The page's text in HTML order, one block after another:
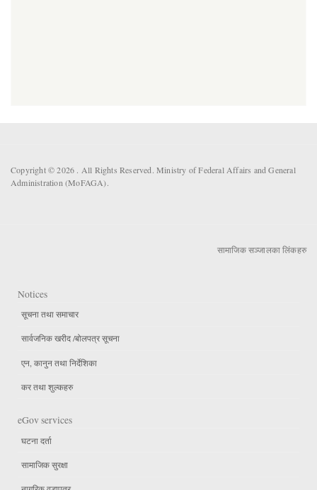
Copyright © 2026 . All Rights Reserved. Ministry of Federal Affairs and General
Administration (MoFAGA).
सामाजिक सञ्जालका लिंकहरु
Notices
सूचना तथा समाचार
सार्वजनिक खरीद /बोलपत्र सूचना
एन, कानुन तथा निर्देशिका
कर तथा शुल्कहरु
eGov services
घटना दर्ता
सामाजिक सुरक्षा